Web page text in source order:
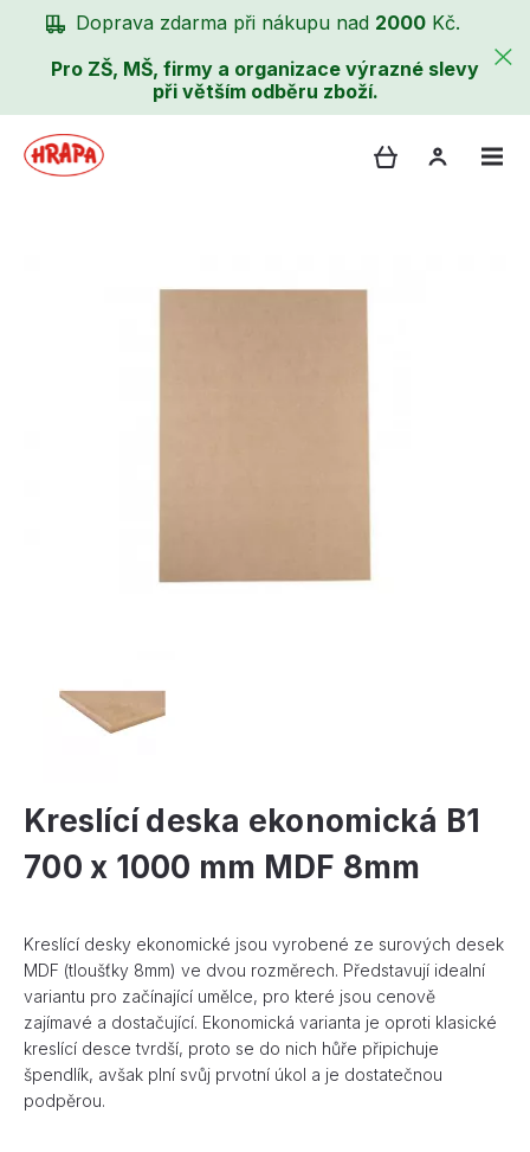
Doprava zdarma při nákupu nad 2000 Kč.
Pro ZŠ, MŠ, firmy a organizace výrazné slevy
při větším odběru zboží.
Kreslící deska ekonomická B1
700 x 1000 mm MDF 8mm
Kreslící desky ekonomické jsou vyrobené ze surových desek
MDF (tloušťky 8mm) ve dvou rozměrech. Představují idealní
variantu pro začínající umělce, pro které jsou cenově
zajímavé a dostačující. Ekonomická varianta je oproti klasické
kreslící desce tvrdší, proto se do nich hůře připichuje
špendlík, avšak plní svůj prvotní úkol a je dostatečnou
podpěrou.